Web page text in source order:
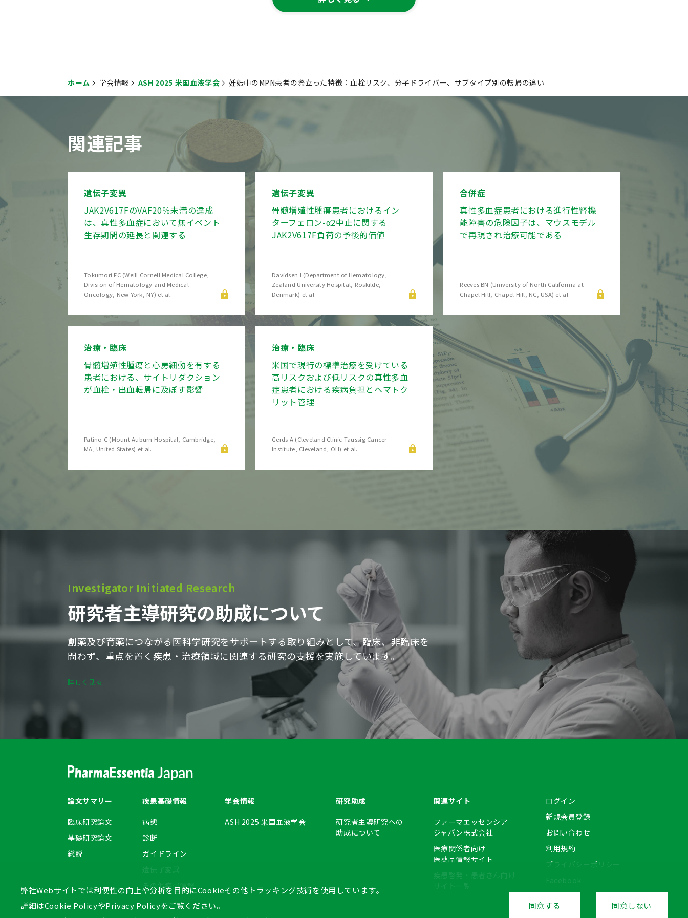
ホーム 学会情報 ASH 2025 米国血液学会 妊娠中のMPN患者の際立った特徴：血栓リスク、分子ドライバー、サブタイプ別の転帰の違い
関連記事
遺伝子変異
JAK2V617FのVAF20％未満の達成
は、真性多血症において無イベント
生存期間の延長と関連する
Tokumori FC (Weill Cornell Medical College,
Division of Hematology and Medical
Oncology, New York, NY) et al.
遺伝子変異
骨髄増殖性腫瘍患者におけるイン
ターフェロン-α2中止に関する
JAK2V617F負荷の予後的価値
Davidsen I (Department of Hematology,
Zealand University Hospital, Roskilde,
Denmark) et al.
合併症
真性多血症患者における進行性腎機
能障害の危険因子は、マウスモデル
で再現され治療可能である
Reeves BN (University of North California at
Chapel Hill, Chapel Hill, NC, USA) et al.
治療・臨床
骨髄増殖性腫瘍と心房細動を有する
患者における、サイトリダクション
が血栓・出血転帰に及ぼす影響
Patino C (Mount Auburn Hospital, Cambridge,
MA, United States) et al.
治療・臨床
米国で現行の標準治療を受けている
高リスクおよび低リスクの真性多血
症患者における疾病負担とヘマトク
リット管理
Gerds A (Cleveland Clinic Taussig Cancer
Institute, Cleveland, OH) et al.
Investigator Initiated Research
研究者主導研究の助成について
創薬及び育薬につながる医科学研究をサポートする取り組みとして、臨床、非臨床を
問わず、重点を置く疾患・治療領域に関連する研究の支援を実施しています。
詳しく見る
弊社Webサイトでは利便性の向上や分析を目的にCookieその他トラッキング技術を使用しています。
詳細はCookie PolicyやPrivacy Policyをご覧ください。
同意する 同意しない
論文サマリー
臨床研究論文
基礎研究論文
総説
疾患基礎情報
病態
診断
ガイドライン
遺伝子変異
その他疾患情報
学会情報
ASH 2025 米国血液学会
研究助成
研究者主導研究への
助成について
関連サイト
ファーマエッセンシア
ジャパン株式会社
医療関係者向け
医薬品情報サイト
疾患啓発・患者さん向け
サイト一覧
ログイン
新規会員登録
お問い合わせ
利用規約
プライバシーポリシー
Facebook